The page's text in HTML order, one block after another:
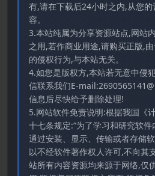
有,请在下载后24小时之内,从您
容。
3.本站纯属为分享资源站点,网站
之用,若作商业用途,请购买正版,
的侵权行为,与本站无关。
4.如您是版权方,本站若无意中侵
信联系我们E-
信息后尽快给予删除处理!
5.网站软件免责说明:根据我国《
十七条规定:“为了学习和研究软
通过安装、显示、传输或者存储
以不经软件著作权人许可,不向其
站所有内容资源均来源于网络,仅